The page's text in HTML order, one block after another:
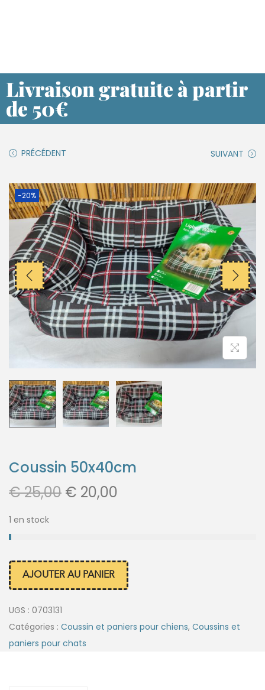
Livraison gratuite à partir
de 50€
PRÉCÉDENT SUIVANT
-20%
Coussin 50x40cm
€25,00 € 20,00
1 en stock
AJOUTER AU PANIER
UGS : 0703131
Catégories : Coussin et paniers pour chiens, Coussins et
paniers pour chats